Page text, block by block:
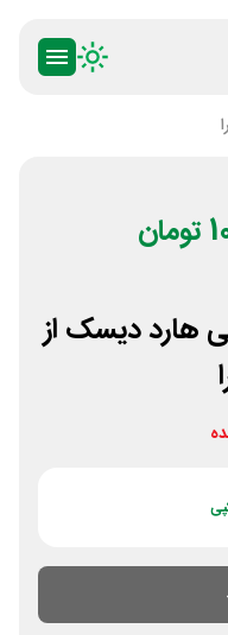
تومانی هارد دیسک از